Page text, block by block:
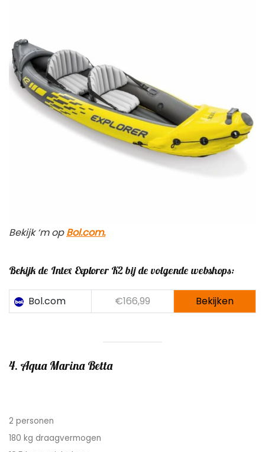
Bol.com €166,99 Bekijken
180 kg draagvermogen
16,5 kg gewicht kano